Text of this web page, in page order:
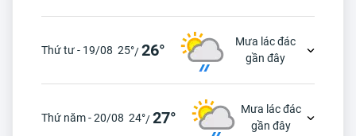
Thứ tư - 19/08 25°/26°
Mưa lác đác
gần đây
Thứ năm - 20/08 24°/27°
Mưa lác đác
gần đây